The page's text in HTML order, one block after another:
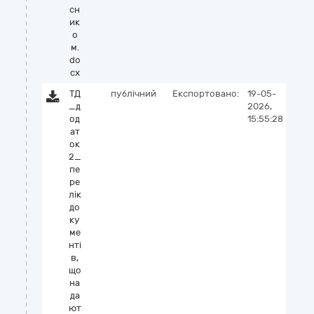
сн
ик
о
м.
do
cx
ТД
_д
од
ат
ок
2_
пе
ре
лік
до
ку
ме
нті
в,
що
на
да
ют
публічний Експортовано:
19-05-
2026,
15:55:28